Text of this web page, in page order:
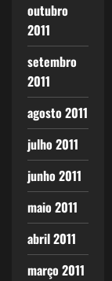
outubro
2011
setembro
2011
agosto 2011
julho 2011
junho 2011
maio 2011
abril 2011
março 2011